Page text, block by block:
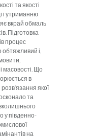
та якості
і утриманню
вкрай обмаль
Підготовка
процес
і,
масовості. Що
в
якої
та
у південно-
на